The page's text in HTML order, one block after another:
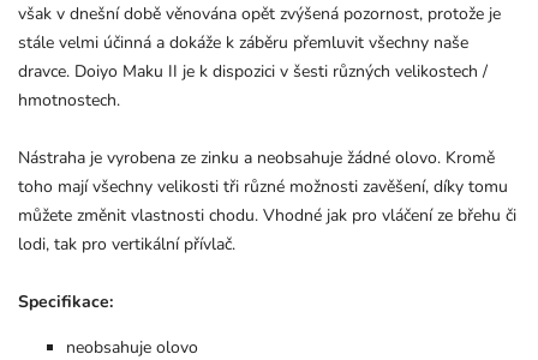
však v dnešní době věnována opět zvýšená pozornost, protože je
stále velmi účinná a dokáže k záběru přemluvit všechny naše
dravce. Doiyo Maku II je k dispozici v šesti různých velikostech /
hmotnostech.
Nástraha je vyrobena ze zinku a neobsahuje žádné olovo. Kromě
toho mají všechny velikosti tři různé možnosti zavěšení, díky tomu
můžete změnit vlastnosti chodu. Vhodné jak pro vláčení ze břehu či
lodi, tak pro vertikální přívlač.
Specifikace:
neobsahuje olovo